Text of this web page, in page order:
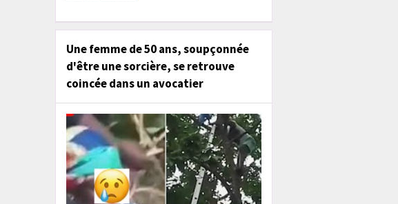
Une femme de 50 ans, soupçonnée
d'être une sorcière, se retrouve
coincée dans un avocatier